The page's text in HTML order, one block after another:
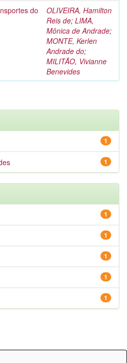
do
OLIVEIRA, Hamilton
Reis de; LIMA,
Mônica de Andrade;
MONTE, Kerlen
Andrade do;
MILITÃO, Vivianne
Benevides
1
1
1
1
1
1
1